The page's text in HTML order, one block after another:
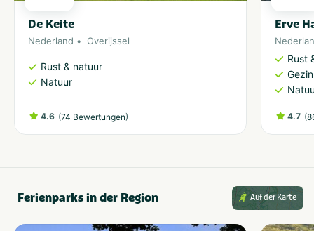
De Keite
Nederland Overijssel
Rust & natuur
Natuur
4.6 (74 Bewertungen)
Erve
Rust
4.7 (
Ferienparks in der Region Auf der Karte